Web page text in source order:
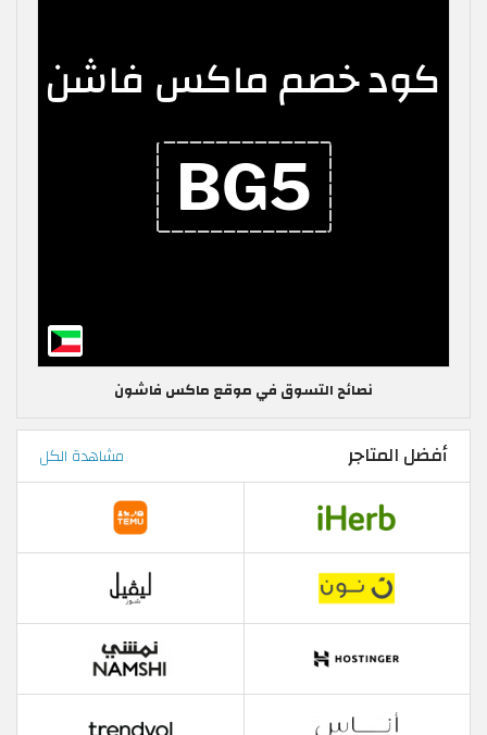
نصائح التسوق في موقع ماكس فاشون
أفضل المتاجر مشاهدة الكل